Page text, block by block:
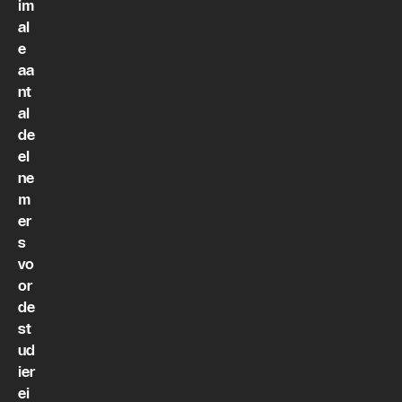
im
al
e
aa
nt
al
de
el
ne
m
er
s
vo
or
de
st
ud
ier
ei